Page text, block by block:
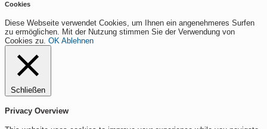
Cookies
Diese Webseite verwendet Cookies, um Ihnen ein angenehmeres Surfen
zu ermöglichen. Mit der Nutzung stimmen Sie der Verwendung von
Cookies zu. OK Ablehnen
Schließen
Privacy Overview